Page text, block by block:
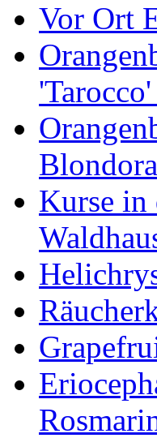
Vor Ort
Kurse in